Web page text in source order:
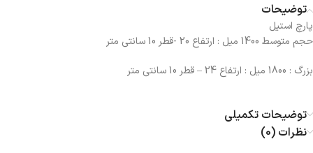
توضیحات
پارچ استیل
حجم متوسط 1400 میل : ارتفاع 20 -قطر 10 سانتی متر
بزرگ : 1800 میل : ارتفاع 24 – قطر 10 سانتی متر
توضیحات تکمیلی
نظرات (0)